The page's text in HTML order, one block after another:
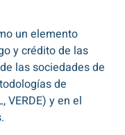
un elemento
y crédito de las
las sociedades de
de
VERDE) y en el